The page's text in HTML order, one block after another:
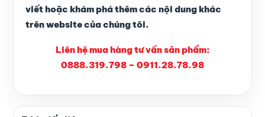
viết hoặc khám phá thêm các nội dung khác
trên website của chúng tôi.
Liên hệ mua hàng tư vấn sản phẩm:
0888.319.798 – 0911.28.78.98